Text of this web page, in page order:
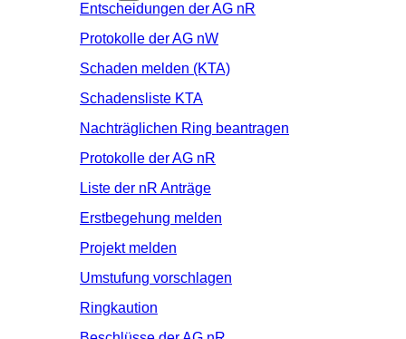
Entscheidungen der AG nR
Protokolle der AG nW
Schaden melden (KTA)
Schadensliste KTA
Nachträglichen Ring beantragen
Protokolle der AG nR
Liste der nR Anträge
Erstbegehung melden
Projekt melden
Umstufung vorschlagen
Ringkaution